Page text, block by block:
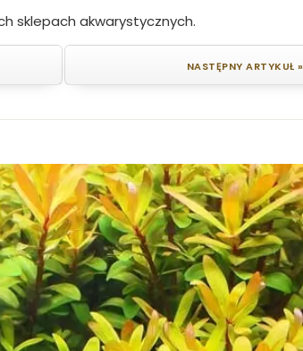
sklepach akwarystycznych.
NASTĘPNY ARTYKUŁ »